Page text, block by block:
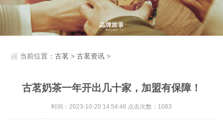
当前位置：古茗 >古茗资讯 >
古茗奶茶一年开出几十家，加盟有保障！
时间：2023-10-20 14:54:46 点击次数：1083